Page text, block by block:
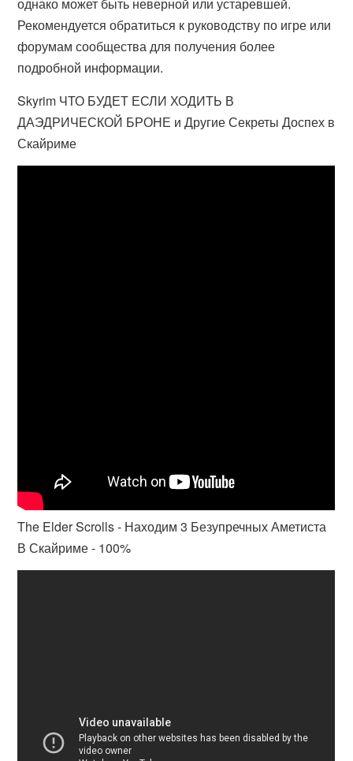
Рекомендуется обратиться к руководству по игре или
форумам сообщества для получения более
подробной информации.
Skyrim ЧТО БУДЕТ ЕСЛИ ХОДИТЬ В
ДАЭДРИЧЕСКОЙ БРОНЕ и Другие Секреты Доспех в
Скайриме
The Elder Scrolls - Находим 3 Безупречных Аметиста
В Скайриме - 100%